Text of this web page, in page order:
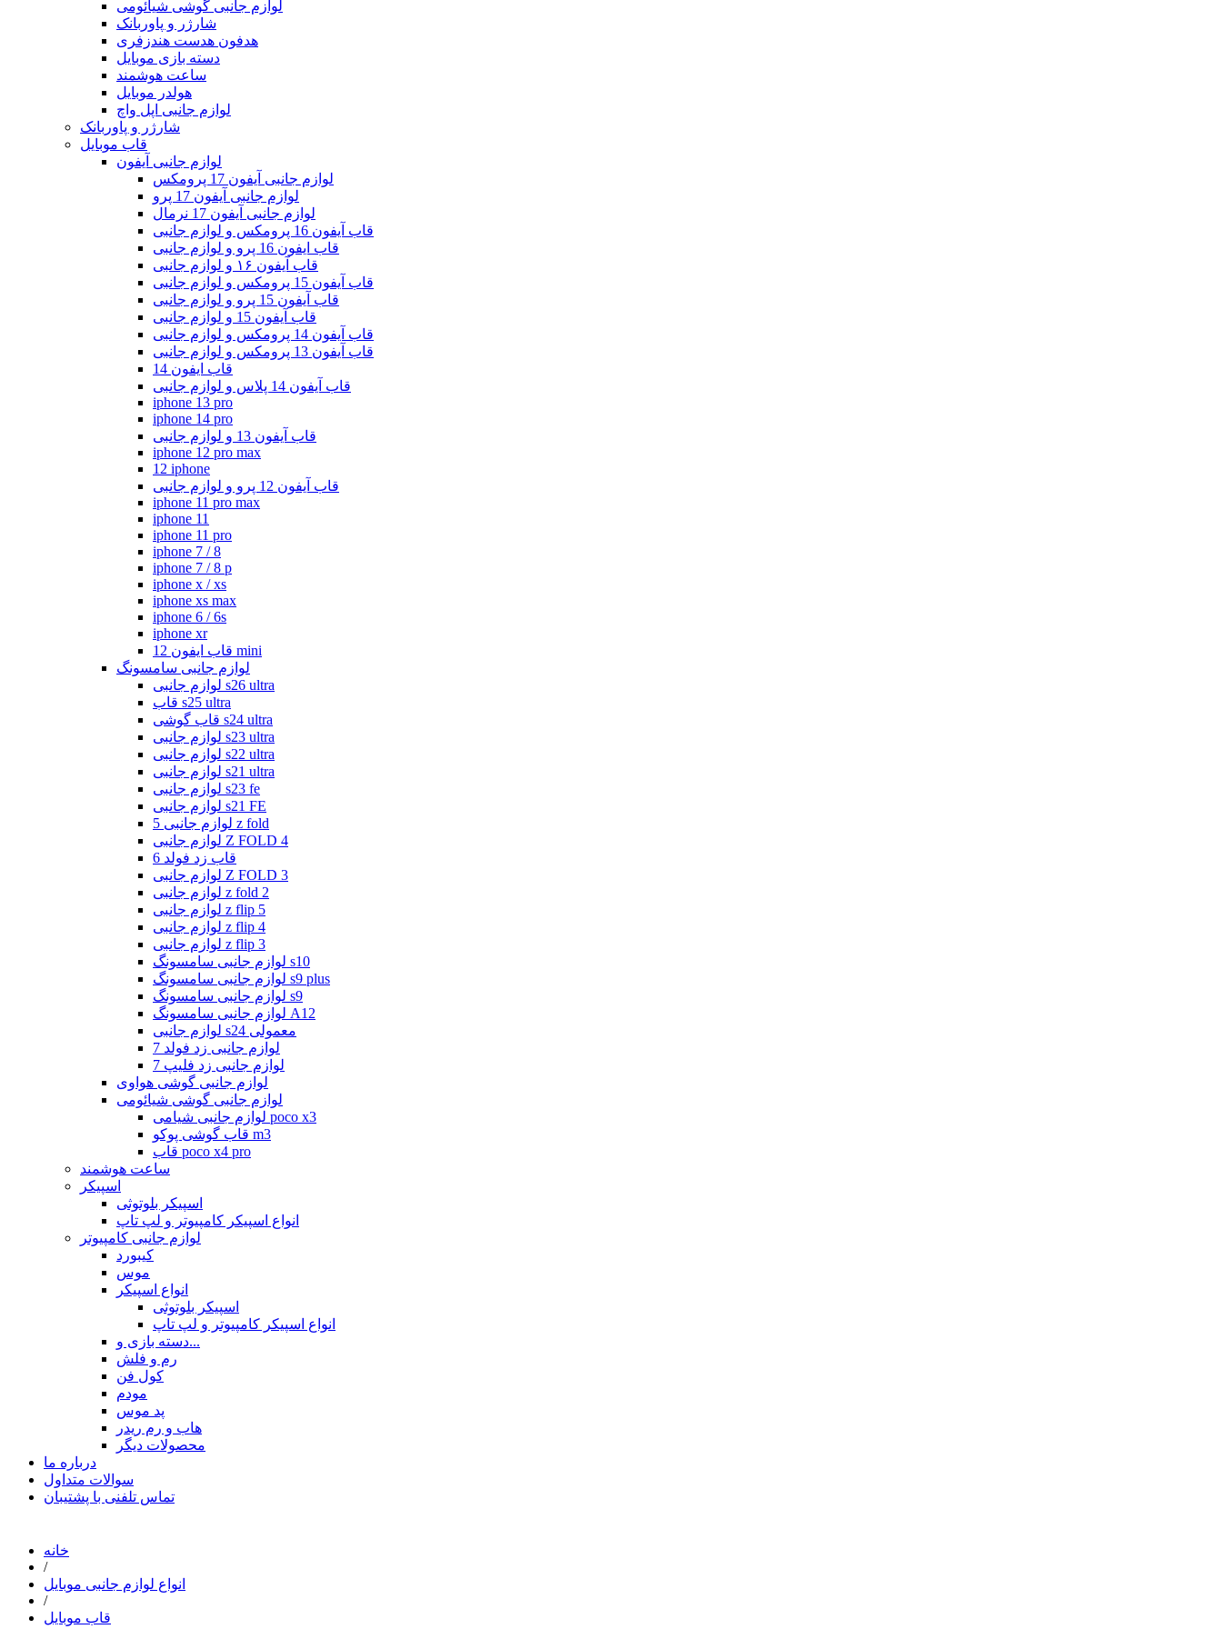
لوازم جانبی گوشی شیائومی
شارژر و پاوربانک
هدفون هدست هندزفری
دسته بازی موبایل
ساعت هوشمند
هولدر موبایل
لوازم جانبی اپل واچ
شارژر و پاوربانک
قاب موبایل
لوازم جانبی آیفون
لوازم جانبی آیفون 17 پرومکس
لوازم جانبی آیفون 17 پرو
لوازم جانبی آیفون 17 نرمال
قاب آیفون 16 پرومکس و لوازم جانبی
قاب ایفون 16 پرو و لوازم جانبی
قاب آیفون ۱۶ و لوازم جانبی
قاب آیفون 15 پرومکس و لوازم جانبی
قاب آیفون 15 پرو و لوازم جانبی
قاب آیفون 15 و لوازم جانبی
قاب آیفون 14 پرومکس و لوازم جانبی
قاب آیفون 13 پرومکس و لوازم جانبی
قاب ایفون 14
قاب آیفون 14 پلاس و لوازم جانبی
iphone 13 pro
iphone 14 pro
قاب آیفون 13 و لوازم جانبی
iphone 12 pro max
12 iphone
قاب آیفون 12 پرو و لوازم جانبی
iphone 11 pro max
iphone 11
iphone 11 pro
iphone 7 / 8
iphone 7 / 8 p
iphone x / xs
iphone xs max
iphone 6 / 6s
iphone xr
قاب ایفون 12 mini
لوازم جانبی سامسونگ
لوازم جانبی s26 ultra
قاب s25 ultra
قاب گوشی s24 ultra
لوازم جانبی s23 ultra
لوازم جانبی s22 ultra
لوازم جانبی s21 ultra
لوازم جانبی s23 fe
لوازم جانبی s21 FE
لوازم جانبی 5 z fold
لوازم جانبی Z FOLD 4
قاب زد فولد 6
لوازم جانبی Z FOLD 3
لوازم جانبی z fold 2
لوازم جانبی z flip 5
لوازم جانبی z flip 4
لوازم جانبی z flip 3
لوازم جانبی سامسونگ s10
لوازم جانبی سامسونگ s9 plus
لوازم جانبی سامسونگ s9
لوازم جانبی سامسونگ A12
لوازم جانبی s24 معمولی
لوازم جانبی زد فولد 7
لوازم جانبی زد فلیپ 7
لوازم جانبی گوشی هواوی
لوازم جانبی گوشی شیائومی
لوازم جانبی شیامی poco x3
قاب گوشی پوکو m3
قاب poco x4 pro
ساعت هوشمند
اسپیکر
اسپیکر بلوتوثی
انواع اسپیکر کامپیوتر و لپ تاپ
لوازم جانبی کامپیوتر
کیبورد
موس
انواع اسپیکر
اسپیکر بلوتوثی
انواع اسپیکر کامپیوتر و لپ تاپ
دسته بازی و...
رم و فلش
کول فن
مودم
پد موس
هاب و رم ریدر
محصولات دیگر
درباره ما
سوالات متداول
تماس تلفنی با پشتیبان
خانه
/
انواع لوازم جانبی موبایل
/
قاب موبایل